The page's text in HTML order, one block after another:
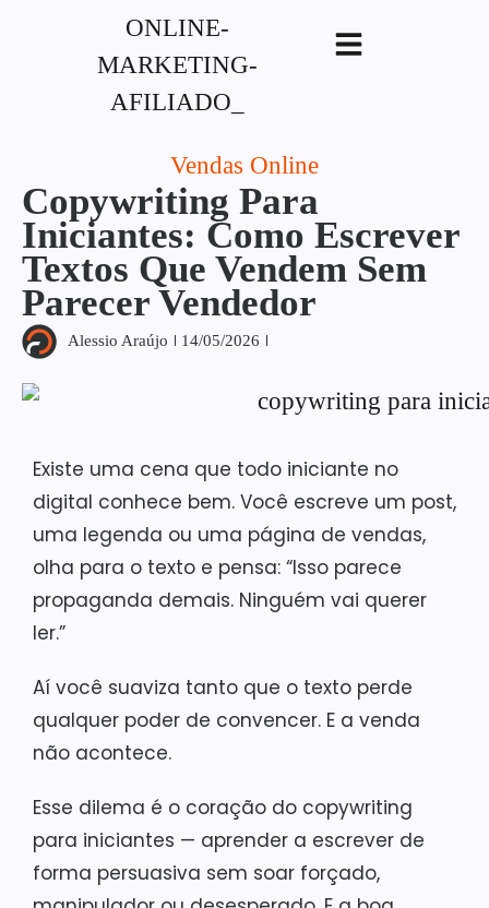
G-XVBZZCFH00pub-
5970489886047746AW-17954400846.
Vendas Online
Copywriting Para
Iniciantes: Como Escrever
Textos Que Vendem Sem
Parecer Vendedor
Alessio Araújo 14/05/2026
Existe uma cena que todo iniciante no
digital conhece bem. Você escreve um post,
uma legenda ou uma página de vendas,
olha para o texto e pensa: “Isso parece
propaganda demais. Ninguém vai querer
ler.”
Aí você suaviza tanto que o texto perde
qualquer poder de convencer. E a venda
não acontece.
Esse dilema é o coração do copywriting
para iniciantes — aprender a escrever de
forma persuasiva sem soar forçado,